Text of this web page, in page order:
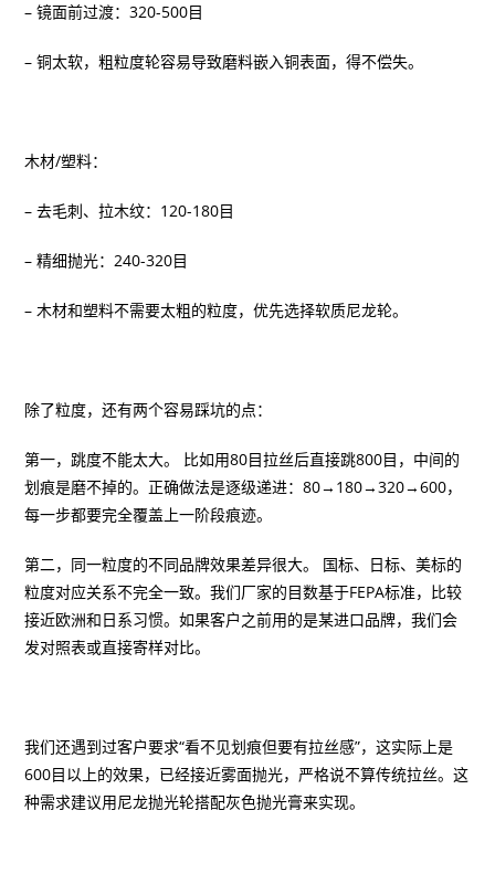
– 镜面前过渡：320-500目
– 铜太软，粗粒度轮容易导致磨料嵌入铜表面，得不偿失。
木材/塑料：
– 去毛刺、拉木纹：120-180目
– 精细抛光：240-320目
– 木材和塑料不需要太粗的粒度，优先选择软质尼龙轮。
除了粒度，还有两个容易踩坑的点：
第一，跳度不能太大。 比如用80目拉丝后直接跳800目，中间的
划痕是磨不掉的。正确做法是逐级递进：80→180→320→600，
每一步都要完全覆盖上一阶段痕迹。
第二，同一粒度的不同品牌效果差异很大。 国标、日标、美标的
粒度对应关系不完全一致。我们厂家的目数基于FEPA标准，比较
接近欧洲和日系习惯。如果客户之前用的是某进口品牌，我们会
发对照表或直接寄样对比。
我们还遇到过客户要求“看不见划痕但要有拉丝感”，这实际上是
600目以上的效果，已经接近雾面抛光，严格说不算传统拉丝。这
种需求建议用尼龙抛光轮搭配灰色抛光膏来实现。